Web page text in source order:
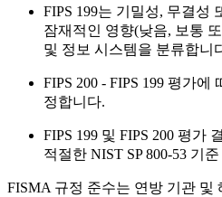
FIPS 199는 기밀성, 무결성
잠재적인 영향(낮음, 보통
및 정보 시스템을 분류합니
FIPS 200 - FIPS 199 평가
정합니다.
FIPS 199 및 FIPS 200 평가
적절한 NIST SP 800-53 기
FISMA 규정 준수는 연방 기관 및